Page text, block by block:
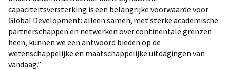
capaciteitsversterking is een belangrijke voorwaarde voor
Global Development: alleen samen, met sterke academische
partnerschappen en netwerken over continentale grenzen
heen, kunnen we een antwoord bieden op de
wetenschappelijke en maatschappelijke uitdagingen van
vandaag.”